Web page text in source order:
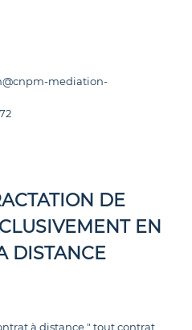
mediation-
DE
EN
DISTANCE
à distance " tout contrat